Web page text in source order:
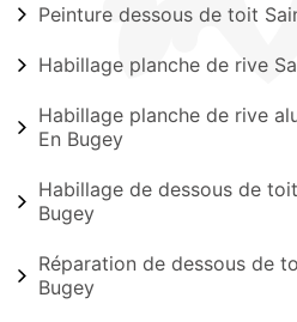
Peinture dessous de toit
Habillage planche de rive
Habillage planche de rive
En Bugey
Habillage de dessous de
Bugey
Réparation de dessous de
Bugey